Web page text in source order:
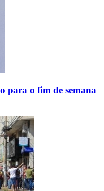
para o fim de semana